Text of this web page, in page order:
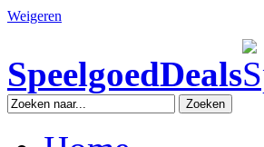
Weigeren
SpeelgoedDeals
Zoeken